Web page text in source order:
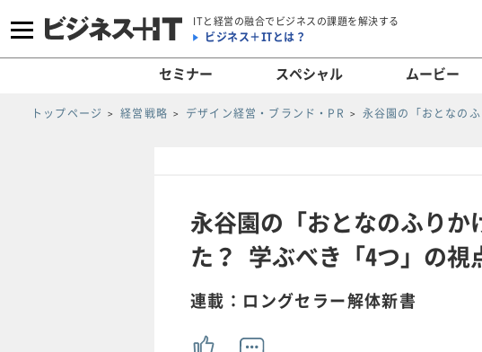
ITと経営の融合でビジネスの課題を解決する
ビジネス＋ITとは？
セミナー スペシャル ムービー
トップページ 経営戦略 デザイン経営・ブランド・PR 永谷園の「おとなの
永谷園の「おとなのふり
た？ 学ぶべき「4つ」の
連載：ロングセラー解体新書